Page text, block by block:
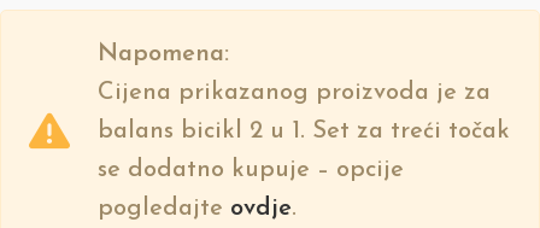
Napomena:
Cijena prikazanog proizvoda je za
balans bicikl 2 u 1. Set za treći točak
se dodatno kupuje – opcije
pogledajte ovdje.